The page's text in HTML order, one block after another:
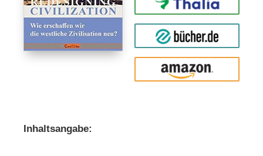
buecher.de
Amazon
Inhaltsangabe: